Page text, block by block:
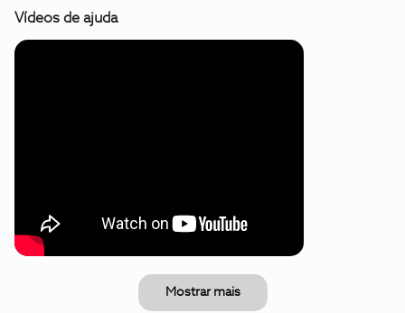
Vídeos de ajuda
Mostrar mais